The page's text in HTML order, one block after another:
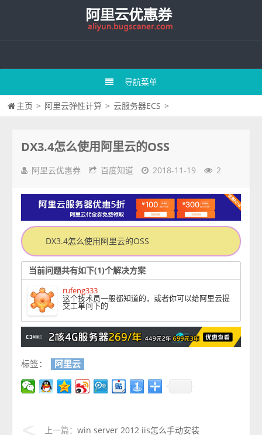
导航菜单
主页 > 阿里云弹性计算 > 云服务器ECS >
DX3.4怎么使用阿里云的OSS
阿里云优惠券 百度知道 2018-11-19 2
DX3.4怎么使用阿里云的OSS
当前问题共有如下(1)个解决方案
rufeng333
这个技术员一般都知道的，或者你可以给阿里云提
交工单问下的
标签： 阿里云
上一篇： win server 2012 iis怎么手动安装